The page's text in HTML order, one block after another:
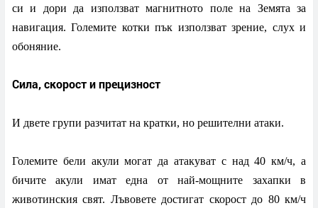
си и дори да използват магнитното поле на Земята за
навигация. Големите котки пък използват зрение, слух и
обоняние.
Сила, скорост и прецизност
И двете групи разчитат на кратки, но решителни атаки.
Големите бели акули могат да атакуват с над 40 км/ч, а
бичите акули имат една от най-мощните захапки в
животинския свят. Лъвовете достигат скорост до 80 км/ч